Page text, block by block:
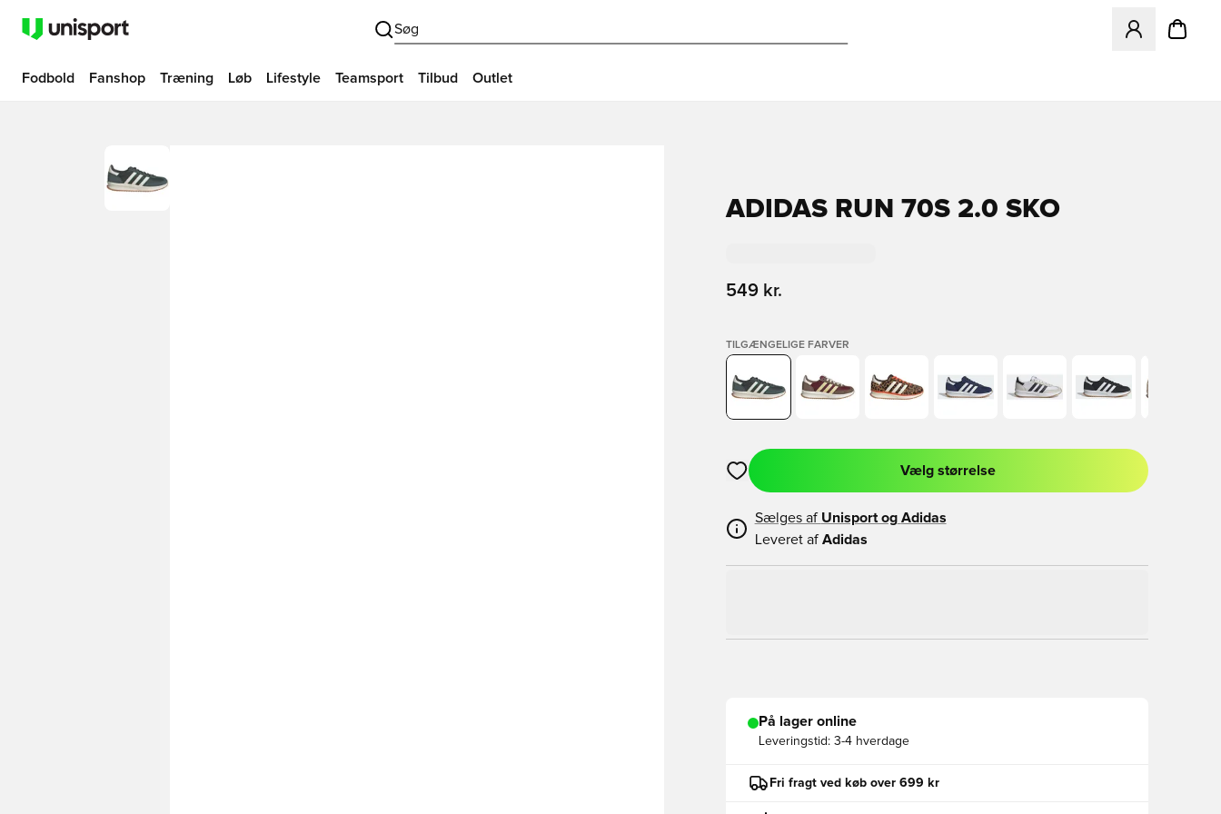
Søg
Åbner en
Fodbold Fanshop Træning Løb Lifestyle Teamsport Tilbud Outlet
ADIDAS RUN 70S 2.0 SKO
549 kr.
TILGÆNGELIGE FARVER
Åbner en Modal til at logge ind eller tilmelde dig som medlem
Vælg størrelse
Sælges af Unisport og Adidas
Leveret af Adidas
På lager online
Leveringstid: 3-4 hverdage
Fri fragt ved køb over 699 kr